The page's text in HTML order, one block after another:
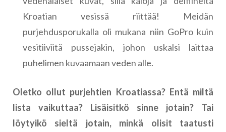
Kroatian vesissä riittää! Meidän
purjehdusporukalla oli mukana niin GoPro kuin
vesitiiviitä pussejakin, johon uskalsi laittaa
puhelimen kuvaamaan veden alle.
Oletko ollut purjehtien Kroatiassa? Entä miltä
lista vaikuttaa? Lisäisitkö sinne jotain? Tai
löytyikö sieltä jotain, minkä olisit taatusti